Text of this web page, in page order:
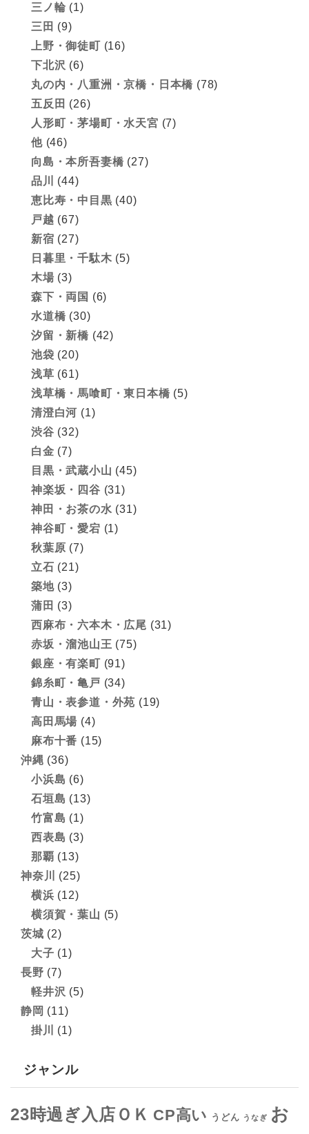
三ノ輪 (1)
三田 (9)
上野・御徒町 (16)
下北沢 (6)
丸の内・八重洲・京橋・日本橋 (78)
五反田 (26)
人形町・茅場町・水天宮 (7)
他(46)
向島・本所吾妻橋 (27)
品川
(44)
恵比寿・中目黒 (40)
戸越 (67)
新宿 (27)
日暮里・千駄木 (5)
木場 (3)
森下・両国 (6)
水道橋 (30)
汐留・新橋 (42)
池袋 (20)
浅草 (61)
浅草橋・馬喰町・東日本橋 (5)
清澄白河 (1)
渋谷 (32)
白金 (7)
目黒・武蔵小山 (45)
神楽坂・四谷 (31)
神田・お茶の水 (31)
神谷町・愛宕 (1)
秋葉原 (7)
立石 (21)
築地(3)
蒲田 (3)
西麻布・六本木・広尾 (31)
赤坂・溜池山王 (75)
銀座・有楽町 (91)
錦糸町・亀戸 (34)
青山・表参道・外苑 (19)
高田馬場 (4)
麻布十番 (15)
沖縄 (36)
小浜島 (6)
石垣島 (13)
竹富島 (1)
西表島 (3)
那覇 (13)
神奈川
(25)
横浜 (12)
横須賀・葉山 (5)
茨城 (2)
大子 (1)
長野 (7)
軽井沢 (5)
静岡 (11)
掛川
(1)
ジャンル
23時過ぎ入店ＯＫ CP高い うどん うなぎ お